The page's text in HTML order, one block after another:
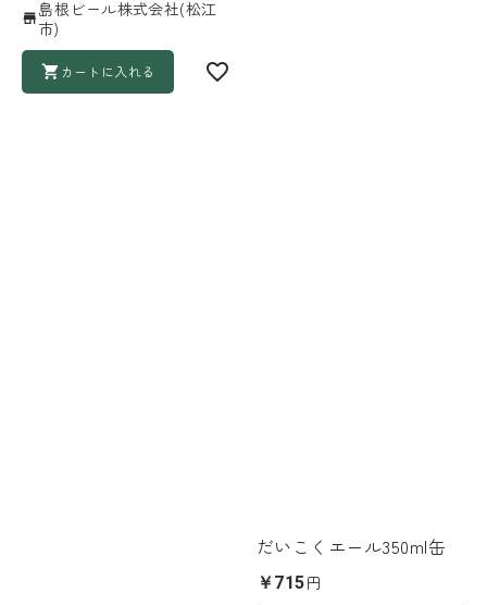
島根ビール株式会社(松江
市)
カートに入れる
だいこくエール350ml缶
￥715円